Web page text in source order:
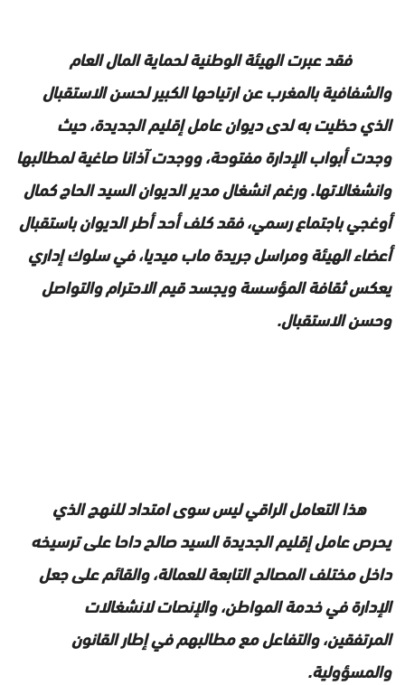
فقد عبرت الهيئة الوطنية لحماية المال العام
والشفافية بالمغرب عن ارتياحها الكبير لحسن الاستقبال
الذي حظيت به لدى ديوان عامل إقليم الجديدة، حيث
وجدت أبواب الإدارة مفتوحة، ووجدت آذانا صاغية لمطالبها
وانشغالاتها. ورغم انشغال مدير الديوان السيد الحاج كمال
أوغجي باجتماع رسمي، فقد كلف أحد أطر الديوان باستقبال
أعضاء الهيئة ومراسل جريدة ماب ميديا، في سلوك إداري
يعكس ثقافة المؤسسة ويجسد قيم الاحترام والتواصل
وحسن الاستقبال.
هذا التعامل الراقي ليس سوى امتداد للنهج الذي
يحرص عامل إقليم الجديدة السيد صالح داحا على ترسيخه
داخل مختلف المصالح التابعة للعمالة، والقائم على جعل
الإدارة في خدمة المواطن، والإنصات لانشغالات
المرتفقين، والتفاعل مع مطالبهم في إطار القانون
والمسؤولية.